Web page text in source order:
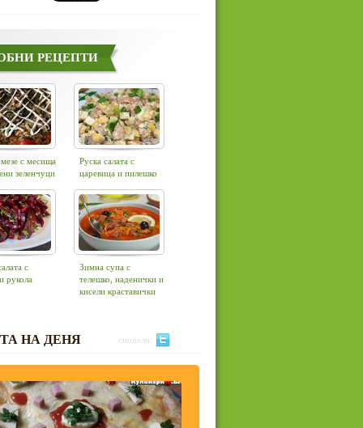
РЕЦЕПТИ
с месища
зеленчуци
Руска салата с
царевица и пилешко
с
рукола
Зимна супа с
телешко, наденички и
кисели краставички
НА ДЕНЯ сподели: